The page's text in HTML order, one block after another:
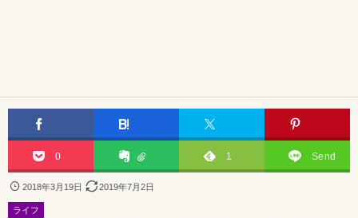
0 1 Send
2018年3月19日 2019年7月2日
ライフ